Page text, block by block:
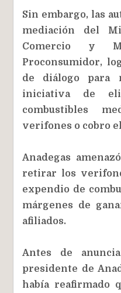
Sin embargo, las
mediación del
Comercio y
Proconsumidor,
de diálogo para
iniciativa de
combustibles
verifones o cobro
Anadegas
retirar los
expendio de
márgenes de
afiliados.
Antes de
presidente de
había reafirmado